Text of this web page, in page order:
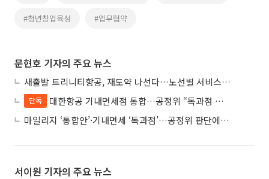
#청년창업육성 #업무협약
문현호 기자의 주요 뉴스
새출발 트리니티항공, 재도약 나선다…노선별 서비스 차별화
단독
대한항공 기내면세점 통합…공정위 “독과점 여부 따진다”
마일리지 ‘통합안’·기내면세 ‘독과점’…공정위 판단에 쏠린 눈
서이원 기자의 주요 뉴스